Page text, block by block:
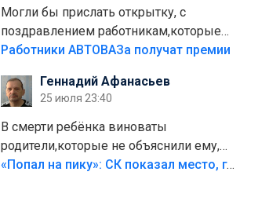
Могли бы прислать открытку, с
поздравлением работникам,которые
больше сорока лет отработали на
Работники АВТОВАЗа получат премии
Геннадий Афанасьев
25 июля 23:40
В смерти ребёнка виноваты
родители,которые не объяснили ему,
что такое хорошо и что такое плохо!
«Попал на пику»: СК показал место, где был смертельно травмирован ребенок в Тольятти